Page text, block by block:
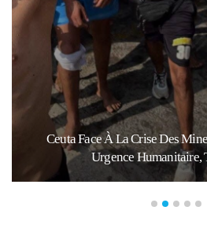
Ceuta Face À La Crise Des
Urgence